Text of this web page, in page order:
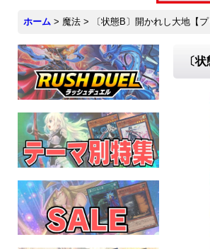
ホーム > 魔法 > 〔状態B〕開かれし大地【
〔